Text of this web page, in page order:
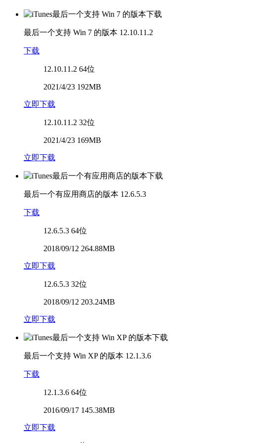
最后一个支持 Win 7 的版本 12.10.11.2
下载
12.10.11.2 64位
2021/4/23 192MB
立即下载
12.10.11.2 32位
2021/4/23 169MB
立即下载
最后一个有应用商店的版本 12.6.5.3
下载
12.6.5.3 64位
2018/09/12 264.88MB
立即下载
12.6.5.3 32位
2018/09/12 203.24MB
立即下载
最后一个支持 Win XP 的版本 12.1.3.6
下载
12.1.3.6 64位
2016/09/17 145.38MB
立即下载